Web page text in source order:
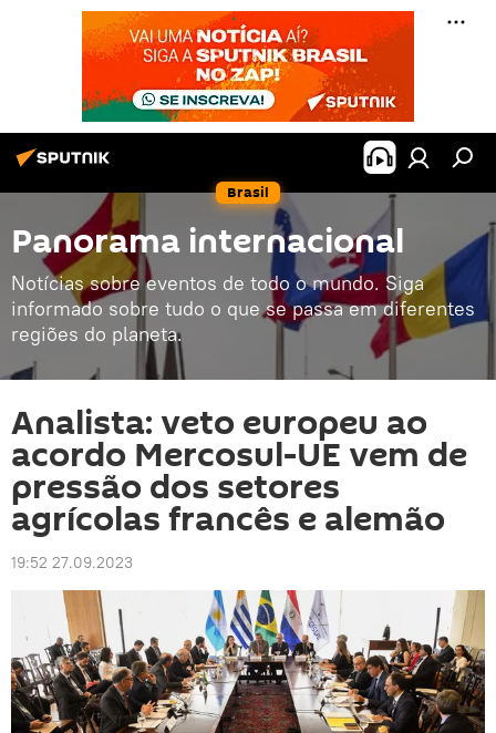
Brasil
Panorama internacional
Notícias sobre eventos de todo o mundo. Siga
informado sobre tudo o que se passa em diferentes
regiões do planeta.
Analista: veto europeu ao
acordo Mercosul-UE vem de
pressão dos setores
agrícolas francês e alemão
19:52 27.09.2023